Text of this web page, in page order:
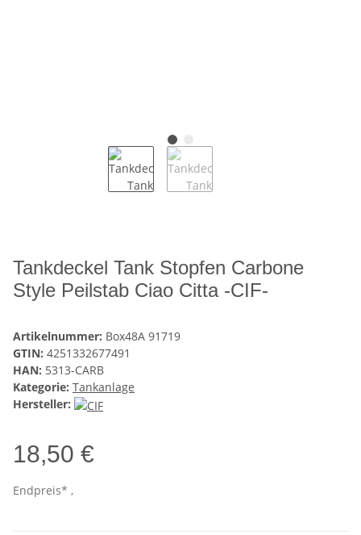
Tankdeckel Tank Stopfen Carbone
Style Peilstab Ciao Citta -CIF-
Artikelnummer: Box48A 91719
GTIN: 4251332677491
HAN: 5313-CARB
Kategorie: Tankanlage
Hersteller:
18,50 €
Endpreis* ,